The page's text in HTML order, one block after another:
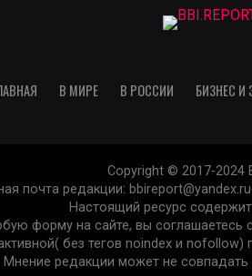
В МИРЕ В РОССИИ БИЗНЕС
Copyright © 2017-2024
почта редакции:
Настоящий ресурс
форму на сайте, вы соглашаетесь
без тегов noindex и
редакции может не